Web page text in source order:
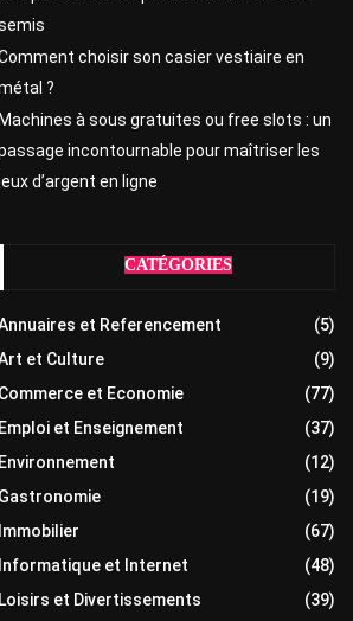
choisir son casier vestiaire en
?
à sous gratuites ou free slots : un
incontournable pour maîtriser les
d’argent en ligne
CATÉGORIES
et Referencement
(5)
et Culture
(9)
Commerce et Economie
(77)
Emploi et Enseignement
(37)
Environnement
(12)
Gastronomie
(19)
Immobilier
(67)
Informatique et Internet
(48)
Loisirs et Divertissements
(39)